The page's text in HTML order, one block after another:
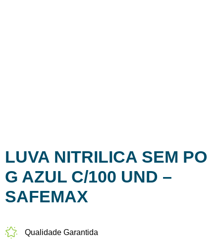
LUVA NITRILICA SEM PO
G AZUL C/100 UND –
SAFEMAX
Qualidade Garantida